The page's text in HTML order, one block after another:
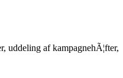
uddeling af kampagnehÃ¦fter,